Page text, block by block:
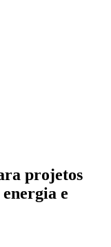
projetos
e